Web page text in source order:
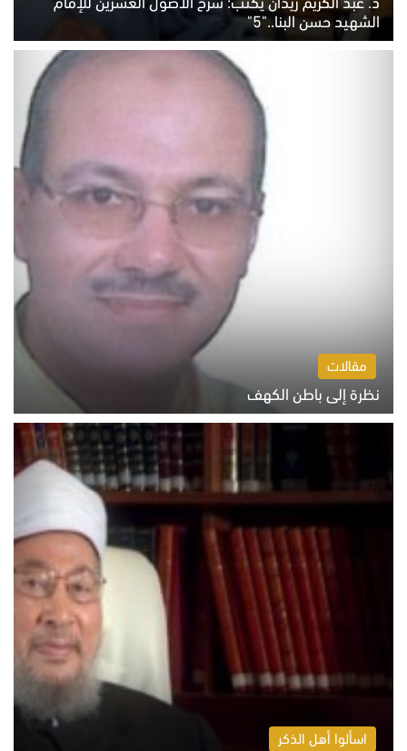
الشهيد حسن البنا.."5"
السبت 8 أغسطس 2026 10:46 ص
مقالات
نظرة إلى باطن الكهف
السبت 8 أغسطس 2026 11:04 ص
اسألوا أهل الذكر